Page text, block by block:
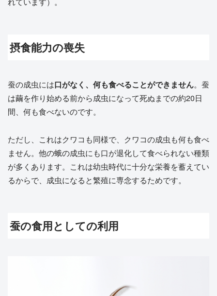
摂食能力の喪失
蚕の成虫には口がなく、何も食べることができません。蚕
は繭を作り始める前から成虫になって死ぬまでの約20日
間、何も食べないのです。
ただし、これはクワコも同様で、クワコの成虫も何も食べ
ません。他の蛾の成虫にも口が退化して食べられない種類
が多くあります。これは幼虫時代に十分な栄養を蓄えてい
るからで、成虫になると繁殖に専念するためです。
蚕の食用としての利用